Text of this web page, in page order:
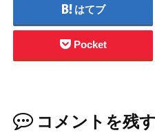
はてブ
Pocket
コメントを残す